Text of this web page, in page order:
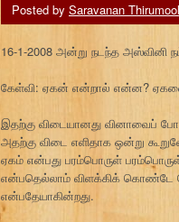
Posted by Saravanan
16-1-2008 அன்று நடந்த அஸ்வினி
கேள்வி: ஏகன் என்றால் என்ன?
இதற்கு விடையானது வினாவைப்
அதற்கு விடை எளிதாக ஒன்று
ஏகம் என்பது பரம்பொருள்
என்பதெல்லாம் விளக்கிக் கொண்டே
என்பதேயாகின்றது.